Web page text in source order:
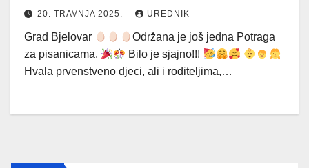
20. TRAVNJA 2025. UREDNIK
Grad Bjelovar
Održana je još jedna Potraga
za pisanicama.
Bilo je sjajno!!!
Hvala prvenstveno djeci, ali i roditeljima,…